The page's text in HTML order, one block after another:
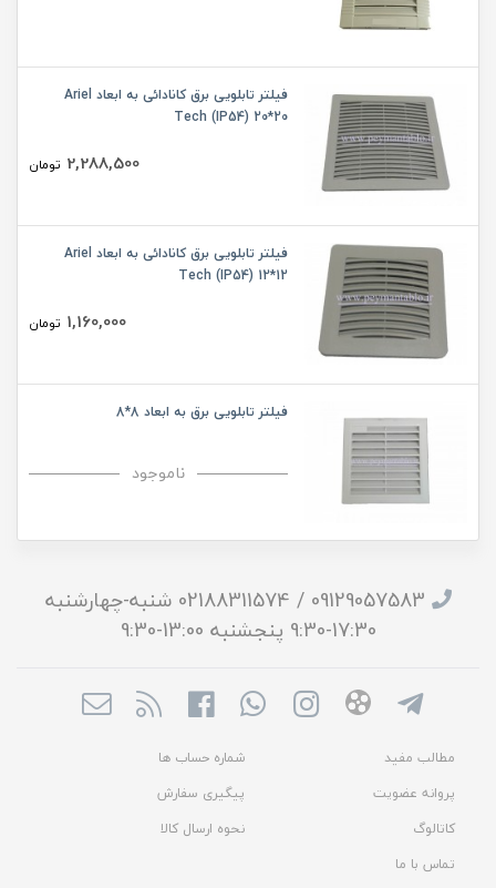
فیلتر تابلویی برق کانادائی به ابعاد Ariel
Tech (IP54) 20*20
2,288,500 تومان
فیلتر تابلویی برق کانادائی به ابعاد Ariel
Tech (IP54) 12*12
1,160,000 تومان
فیلتر تابلویی برق به ابعاد 8*8
ناموجود
09129057583 / 02188311574 شنبه-چهارشنبه
17:30-9:30 پنجشنبه 13:00-9:30
مطالب مفید
شماره حساب ها
پروانه عضویت
پیگیری سفارش
کاتالوگ
نحوه ارسال کالا
تماس با ما